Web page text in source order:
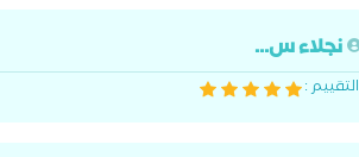
نجلاء س...
التقييم :